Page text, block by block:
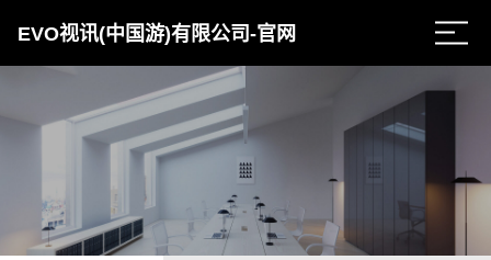
EVO视讯(中国游)有限公司-官网